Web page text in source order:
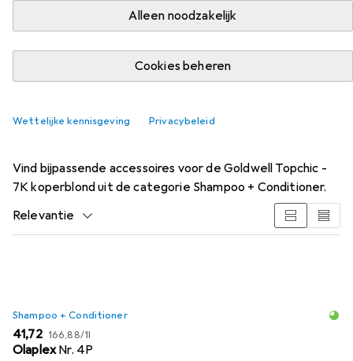
Alleen noodzakelijk
Cookies beheren
Wettelijke kennisgeving Privacybeleid
Topchic - 7K koperblond
Vind bijpassende accessoires voor de Goldwell Topchic -
7K koperblond uit de categorie Shampoo + Conditioner.
Relevantie
Shampoo + Conditioner
EUR
41,72 EUR
166,88/1l
OlaplexNr. 4P